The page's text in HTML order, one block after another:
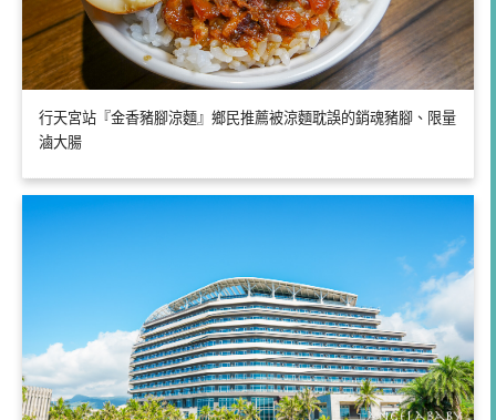
行天宮站『金香豬腳涼麵』鄉民推薦被涼麵耽誤的銷魂豬腳、限量
滷大腸